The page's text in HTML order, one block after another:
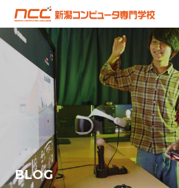
BLOG